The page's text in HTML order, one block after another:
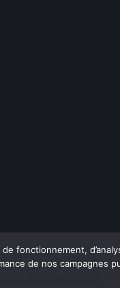
fonctionnement,
de nos campagnes